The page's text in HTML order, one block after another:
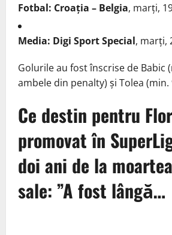
Fotbal: Croația – Belgia, marți,
Media: Digi Sport Special, marți,
Golurile au fost înscrise de Babic
ambele din penalty) și Tolea (min.
Ce destin pentru
promovat în
doi ani de la
sale: ”A fost lângă…